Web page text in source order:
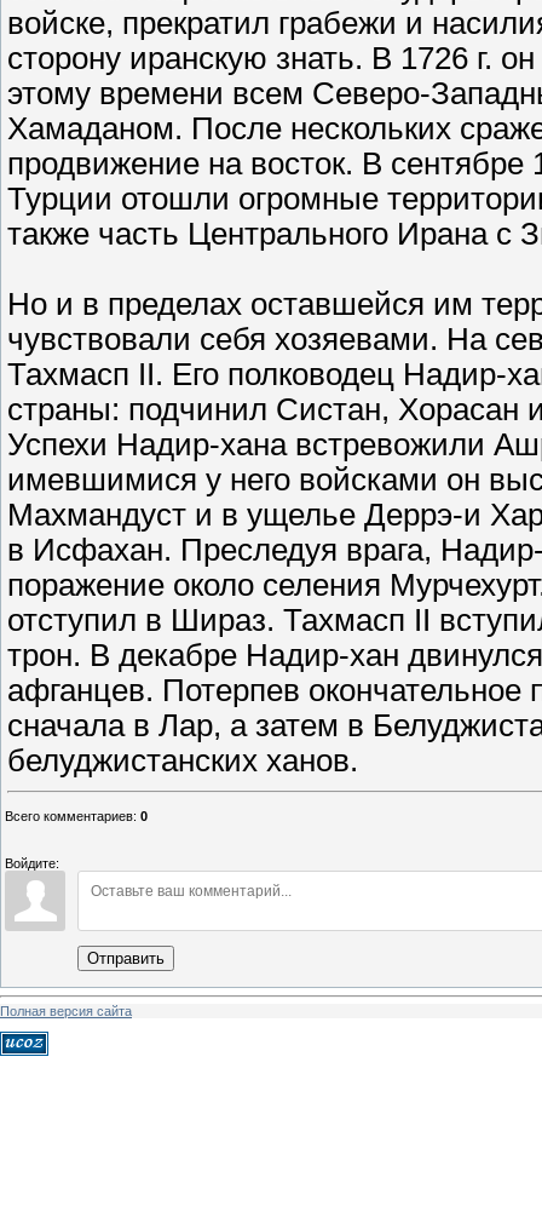
войске, прекратил грабежи и
сторону иранскую знать. В 1726 г.
этому времени всем Северо-
Хамаданом. После нескольких
продвижение на восток. В сентябре
Турции отошли огромные
также часть Центрального Ирана с
Но и в пределах оставшейся им
чувствовали себя хозяевами. На
Тахмасп II. Его полководец Надир-
страны: подчинил Систан, Хорасан
Успехи Надир-хана встревожили
имевшимися у него войсками он
Махмандуст и в ущелье Деррэ-и
в Исфахан. Преследуя врага,
поражение около селения
отступил в Шираз. Тахмасп II
трон. В декабре Надир-хан
афганцев. Потерпев
сначала в Лар, а затем в
белуджистанских ханов.
Всего комментариев: 0
Войдите:
Отправить
Полная версия сайта